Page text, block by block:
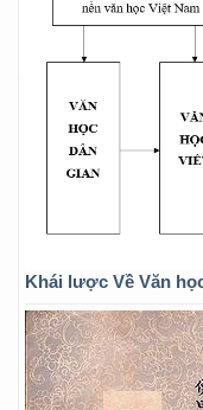
Khái lược Về Văn